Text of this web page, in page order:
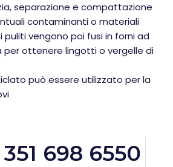
separazione e compattazione
contaminanti o materiali
vengono poi fusi in forni ad
ottenere lingotti o vergelle di
può essere utilizzato per la
351 698 6550